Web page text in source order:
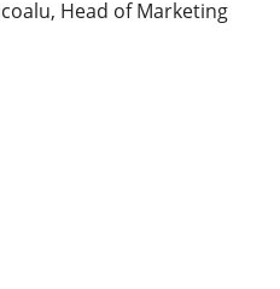
Head of Marketing